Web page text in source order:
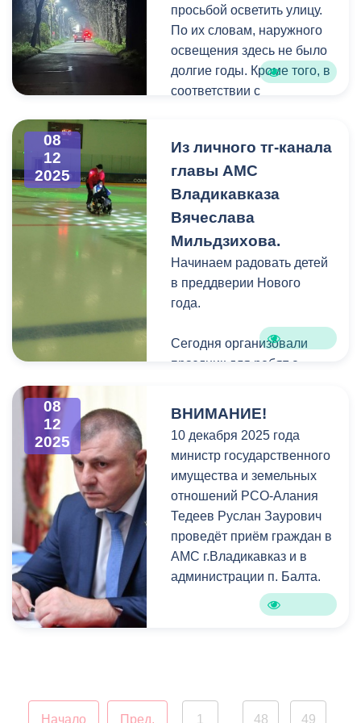
ООН против коррупции
(принята Генеральной
ассамблеей ООН 31
октября 2003 года).
просьбой осветить улицу.
По их словам, наружного
освещения здесь не было
долгие годы. Кроме того, в
соответствии с
РСО-Алания темная
улица не соответствовала
требованиям
безопасности.
08
12
2025
Из личного тг-канала
главы АМС
Владикавказа
Вячеслава
Мильдзихова.
Начинаем радовать детей
в преддверии Нового
года.
Сегодня организовали
праздник для ребят с
арены «Тагбан».
Дети впервые в жизни
оказались на катке, смогли
покататься, почувствовать
магию льда и радость
движения.
Технически это стало
колесам кресел,
08
12
2025
ВНИМАНИЕ!
10 декабря 2025 года
министр государственного
имущества и земельных
отношений РСО-Алания
Тедеев Руслан Заурович
проведёт приём граждан в
АМС г.Владикавказ и в
администрации п. Балта.
Начало Пред.
1
48 49